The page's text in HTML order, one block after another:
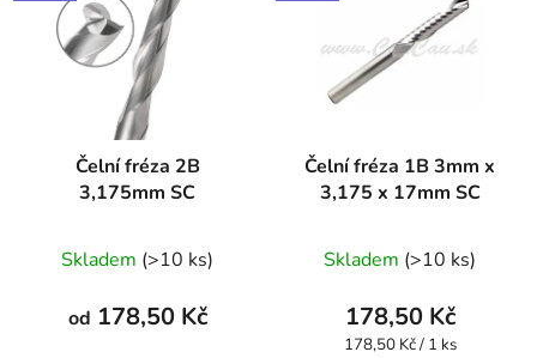
Čelní fréza 2B
3,175mm SC
Skladem (>10 ks)
od 178,50 Kč
Čelní fréza 1B 3mm x
3,175 x 17mm SC
Skladem (>10 ks)
178,50 Kč
Měrná
178,50 Kč / 1 ks